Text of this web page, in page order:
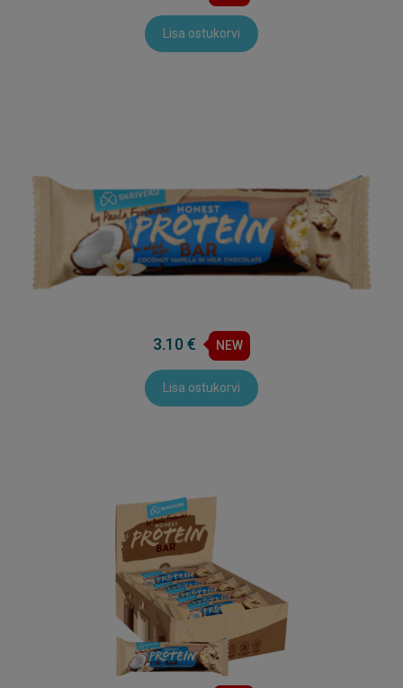
Lisa ostukorvi
3.10 € NEW
Lisa ostukorvi